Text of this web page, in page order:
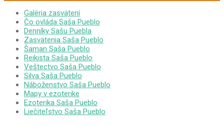
Galéria zasvätení
Čo ovláda Saša Pueblo
Denníky Sašu Puebla
Zasvätenia Saša Pueblo
Šaman Saša Pueblo
Reikista Saša Pueblo
Veštectvo Saša Pueblo
Silva Saša Pueblo
Náboženstvo Saša Pueblo
Mapy v ezoterike
Ezoterika Saša Pueblo
Liečiteľstvo Saša Pueblo